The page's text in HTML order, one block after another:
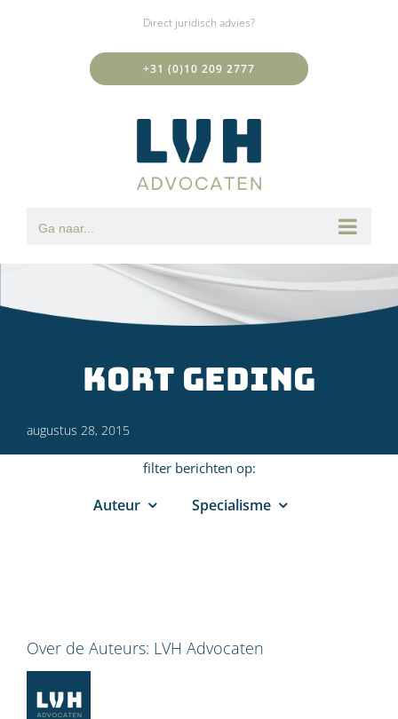
Direct juridisch advies?
+31 (0)10 209 2777
Ga naar...
Kort geding
augustus 28, 2015
filter berichten op:
Auteur Specialisme
Over de Auteurs: LVH Advocaten